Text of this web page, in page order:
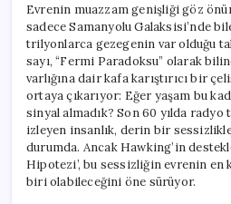
Evrenin muazzam genişliği göz
sadece Samanyolu Galaksisi’nde
trilyonlarca gezegenin var olduğu
sayı, “Fermi Paradoksu” olarak
varlığına dair kafa karıştırıcı bir
ortaya çıkarıyor: Eğer yaşam bu
sinyal almadık? Son 60 yılda
izleyen insanlık, derin bir sessizlikle
durumda. Ancak Hawking’in
Hipotezi’, bu sessizliğin evrenin
biri olabileceğini öne sürüyor.